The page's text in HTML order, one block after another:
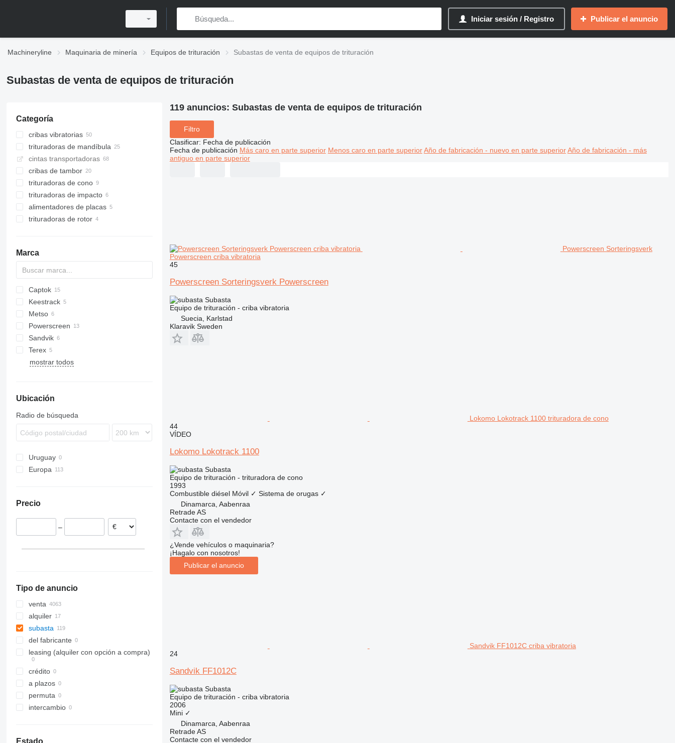
Iniciar sesión / Registro Publicar el anuncio
Machineryline Maquinaria de minería Equipos de trituración Subastas de venta de equipos de trituración
Subastas de venta de equipos de trituración
Categoría
cribas vibratorias
trituradoras de mandíbula
cintas transportadoras
cribas de tambor
trituradoras de cono
trituradoras de impacto
trituradoras de impacto de eje
alimentadores de placas
trituradoras de rotor
Marca
Captok
CK
542
Keestrack
Combo
Frontier
Novum
S-series
Metso
Lokotrack
Powerscreen
Chieftain
Metrotrak
Premiertrak
RM
Sandvik
QJ
UH
Terex
683
TS
mostrar todos
Ubicación
Radio de búsqueda
Uruguay
Europa
Noruega
Alemania
Precio
–
Tipo de anuncio
venta
alquiler
subasta
del fabricante
leasing (alquiler con opción a compra)
crédito
a plazos
permuta
intercambio
119 anuncios: Subastas de venta de equipos de trituración
Filtro
Clasificar: Fecha de publicación
Fecha de publicación Más caro en parte superior Menos caro en parte superior Año de fabricación - nuevo en parte superior Año de fabricación - más
antiguo en parte superior
Powerscreen Sorteringsverk
Powerscreen criba vibratoria
45
Powerscreen Sorteringsverk Powerscreen
Subasta
Equipo de trituración - criba vibratoria
Suecia, Karlstad
Klaravik Sweden
Lokomo Lokotrack 1100 trituradora de cono
44
VÍDEO
Lokomo Lokotrack 1100
Subasta
Equipo de trituración - trituradora de cono
1993
Combustible diésel Móvil ✓ Sistema de orugas ✓
Dinamarca, Aabenraa
Retrade AS
Contacte con el vendedor
¿Vende vehículos o maquinaria?
¡Hagalo con nosotros!
Publicar el anuncio
Sandvik FF1012C criba vibratoria
24
Sandvik FF1012C
Subasta
Equipo de trituración - criba vibratoria
2006
Mini ✓
Dinamarca, Aabenraa
Retrade AS
Contacte con el vendedor